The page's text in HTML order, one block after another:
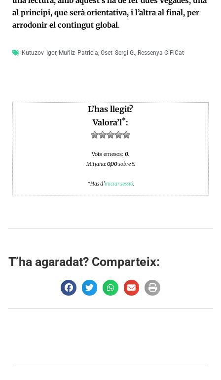
al principi, que serà orientativa, i l’altra al final, per
arrodonir el contingut global.
Kutuzov_Igor, Muñiz_Patricia Oset_Sergi G. Ressenya CiFiCat
L’has llegit?
Valora’l*:
Vots emesos: 0.
Mitjana:0,00sobre 5.
*Has d’iniciar sessió.
T’ha agaradat? Comparteix: